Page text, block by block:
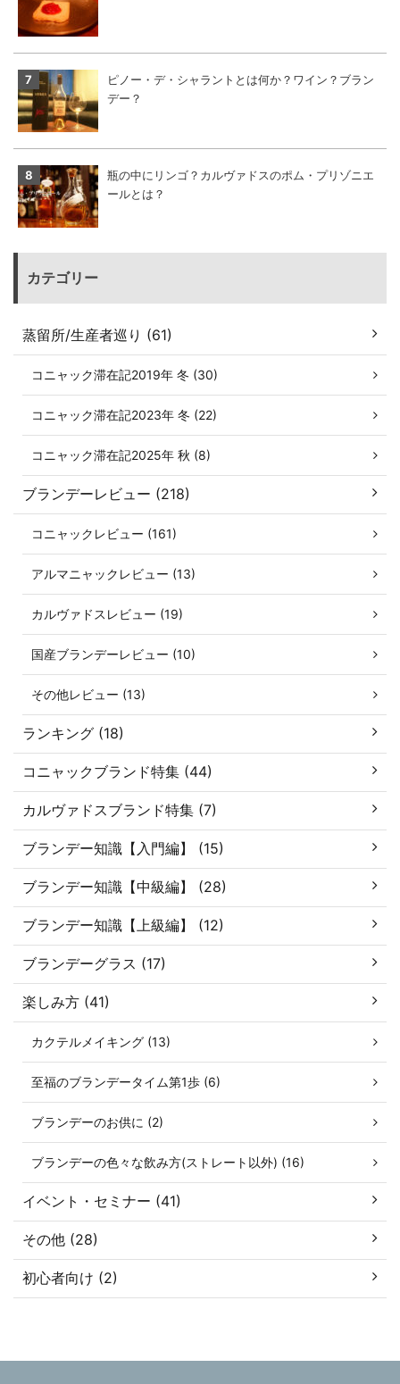
ピノー・デ・シャラントとは何か？ワイン？ブラン
デー？
瓶の中にリンゴ？カルヴァドスのポム・プリゾニエ
ールとは？
カテゴリー
蒸留所/生産者巡り (61)
コニャック滞在記2019年 冬 (30)
コニャック滞在記2023年 冬 (22)
コニャック滞在記2025年 秋 (8)
ブランデーレビュー (218)
コニャックレビュー (161)
アルマニャックレビュー (13)
カルヴァドスレビュー (19)
国産ブランデーレビュー (10)
その他レビュー (13)
ランキング (18)
コニャックブランド特集 (44)
カルヴァドスブランド特集 (7)
ブランデー知識【入門編】 (15)
ブランデー知識【中級編】 (28)
ブランデー知識【上級編】 (12)
ブランデーグラス (17)
楽しみ方 (41)
カクテルメイキング (13)
至福のブランデータイム第1歩 (6)
ブランデーのお供に (2)
ブランデーの色々な飲み方(ストレート以外) (16)
イベント・セミナー (41)
その他 (28)
初心者向け (2)